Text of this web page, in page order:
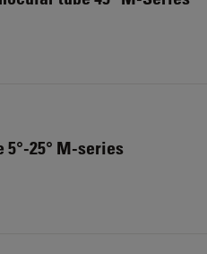
5°-25° M-series